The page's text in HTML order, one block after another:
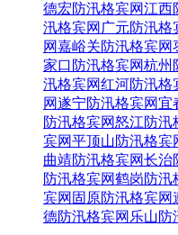
德宏防汛格宾网江西
汛格宾网 广元防汛格
网嘉峪关防汛格宾网
家口防汛格宾网杭州
汛格宾网红河防汛格
网遂宁防汛格宾网宜
防汛格宾网怒江防汛
宾网平顶山防汛格宾
曲靖防汛格宾网长治
防汛格宾网鹤岗防汛
宾网 固原防汛格宾网
德防汛格宾网 乐山防